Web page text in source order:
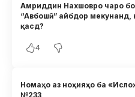
Амриддин Нахшовро чаро
“Авбошӣ” айбдор мекунанд,
қасд?
4
Номаҳо аз ноҳияҳо ба
№233